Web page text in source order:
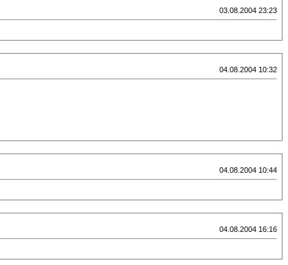
03.08.2004 23:23
04.08.2004 10:32
04.08.2004 10:44
04.08.2004 16:16